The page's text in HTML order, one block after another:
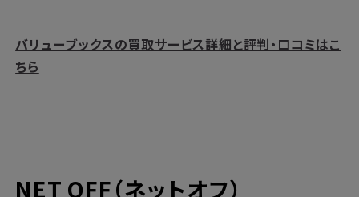
バリューブックスの買取サービス詳細と評判・口コミはこ
ちら
NET OFF（ネットオフ）